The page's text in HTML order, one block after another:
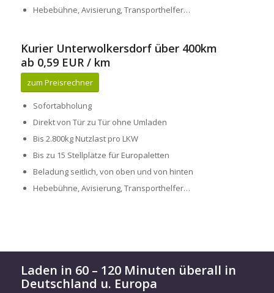
Hebebühne, Avisierung, Transporthelfer…
Kurier Unterwolkersdorf über 400km
ab 0,59 EUR / km
zum Preisrechner
Sofortabholung
Direkt von Tür zu Tür ohne Umladen
Bis 2.800kg Nutzlast pro LKW
Bis zu 15 Stellplätze für Europaletten
Beladung seitlich, von oben und von hinten
Hebebühne, Avisierung, Transporthelfer…
Laden in 60 – 120 Minuten überall in
Deutschland u. Europa